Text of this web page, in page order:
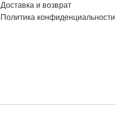
Доставка и возврат
Политика конфиденциальности